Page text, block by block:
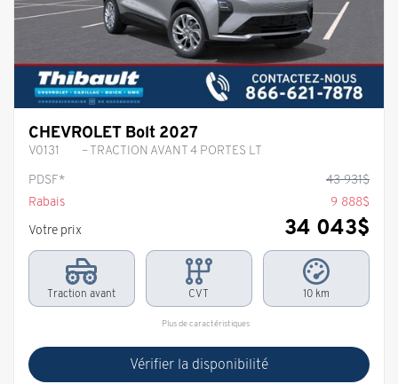
CHEVROLET Bolt 2027
V0131
– TRACTION AVANT 4 PORTES LT
PDSF*
43 931$
Rabais
9 888$
Votre prix
34 043$
Traction avant CVT 10 km
Plus de caractéristiques
Vérifier la disponibilité